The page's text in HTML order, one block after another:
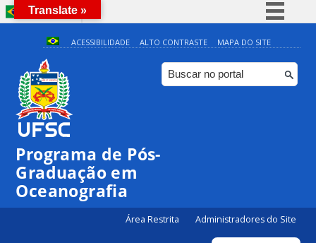
BRASIL
Simplifique!
Comunica BR
Participe
ACESSIBILIDADE ALTO CONTRASTE MAPA DO SITE
Programa de Pós-
Graduação em
Oceanografia
Área Restrita Administradores do Site
Translate »